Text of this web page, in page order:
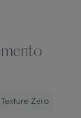
Texture Zero